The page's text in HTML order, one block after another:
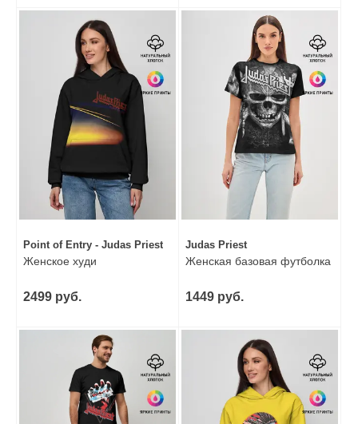
Point of Entry - Judas Priest
Женское худи
2499 руб.
Judas Priest
Женская базовая футболка
1449 руб.